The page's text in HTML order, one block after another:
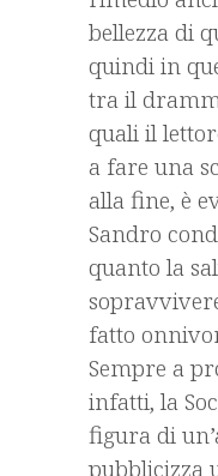
bellezza di
quindi in
tra il
quali il
a fare una
alla fine, è
Sandro
quanto la
fatto
Sempre a
infatti, la
figura di
pubblicizza